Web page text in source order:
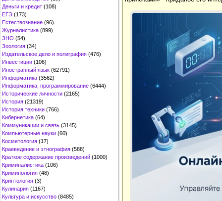
Деньги и кредит (108)
ЕГЭ (173)
Естествознание (96)
Журналистика (899)
ЗНО (54)
Зоология (34)
Издательское дело и полиграфия (476)
Инвестиции (106)
Иностранный язык (62791)
Информатика (3562)
Информатика, программирование (6444)
Исторические личности (2165)
История (21319)
История техники (766)
Кибернетика (64)
Коммуникации и связь (3145)
Компьютерные науки (60)
Косметология (17)
Краеведение и этнография (588)
Краткое содержание произведений (1000)
Криминалистика (106)
Криминология (48)
Криптология (3)
Кулинария (1167)
Культура и искусство (8485)